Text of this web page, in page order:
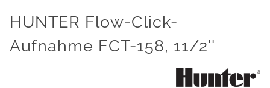
HUNTER Flow-Click-
Aufnahme FCT-158, 11/2''